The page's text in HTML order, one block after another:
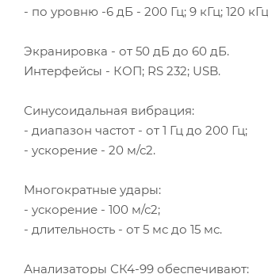
- по уровню -6 дБ - 200 Гц; 9 кГц; 120
Экранировка - от 50 дБ до 60 дБ.
Интерфейсы - КОП; RS 232; USB.
Синусоидальная вибрация:
- диапазон частот - от 1 Гц до 200 Гц;
- ускорение - 20 м/с2.
Многократные удары:
- ускорение - 100 м/с2;
- длительность - от 5 мс до 15 мс.
Анализаторы СК4-99 обеспечивают: